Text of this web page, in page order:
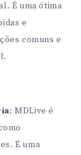
É uma ótima
e
comuns e
: MDLive é
É uma